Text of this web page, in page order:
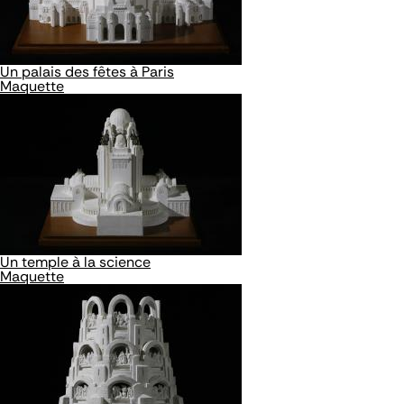
Un palais des fêtes à Paris
Maquette
Un temple à la science
Maquette